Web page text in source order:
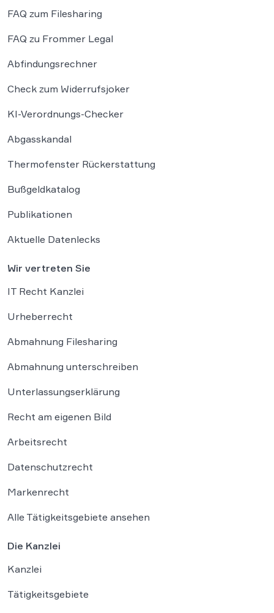
FAQ zum Filesharing
FAQ zu Frommer Legal
Abfindungsrechner
Check zum Widerrufsjoker
KI-Verordnungs-Checker
Abgasskandal
Thermofenster Rückerstattung
Bußgeldkatalog
Publikationen
Aktuelle Datenlecks
Wir vertreten Sie
IT Recht Kanzlei
Urheberrecht
Abmahnung Filesharing
Abmahnung unterschreiben
Unterlassungserklärung
Recht am eigenen Bild
Arbeitsrecht
Datenschutzrecht
Markenrecht
Alle Tätigkeitsgebiete ansehen
Die Kanzlei
Kanzlei
Tätigkeitsgebiete